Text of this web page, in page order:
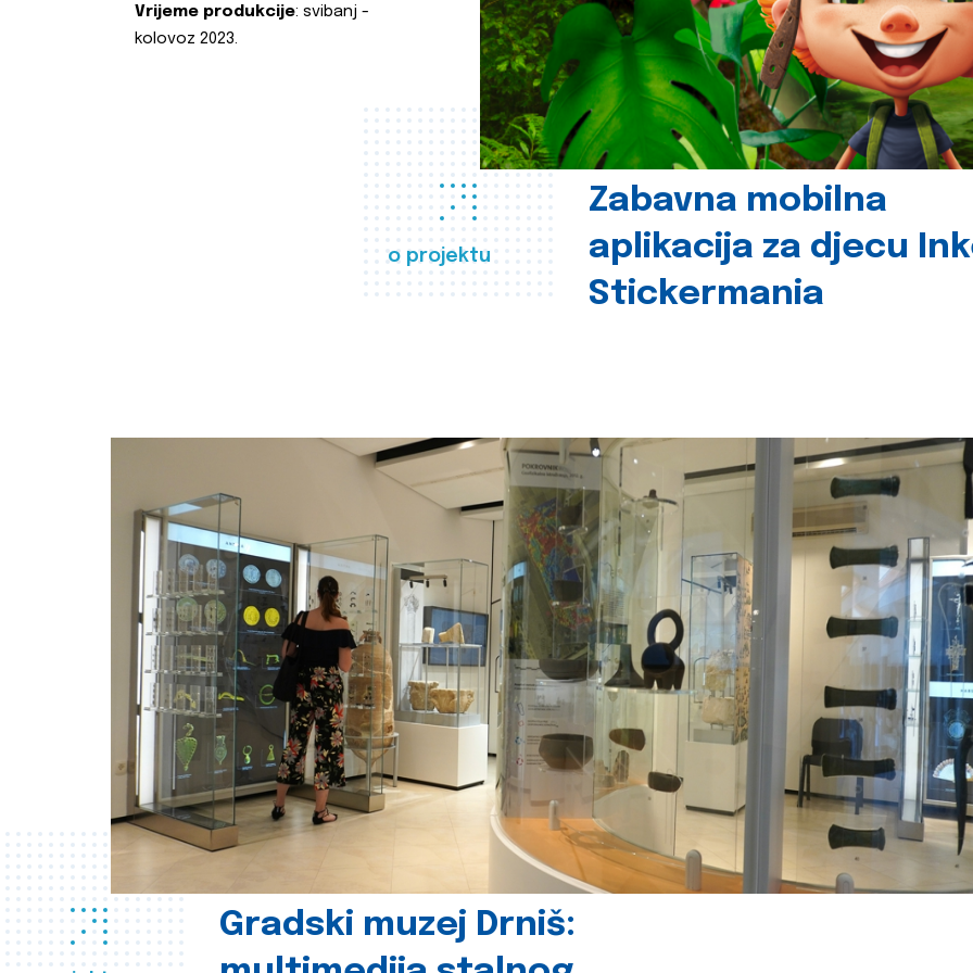
o projektu
Zabavna mobilna
aplikacija za djecu
Stickermania
Vrijeme produkcije: svibanj -
kolovoz 2023.
Gradski muzej Drniš: